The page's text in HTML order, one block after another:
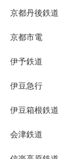
京都丹後鉄道
京都市電
伊予鉄道
伊豆急行
伊豆箱根鉄道
会津鉄道